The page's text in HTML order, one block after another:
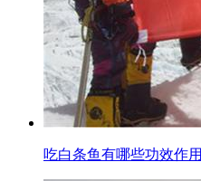
吃白条鱼有哪些功效作用